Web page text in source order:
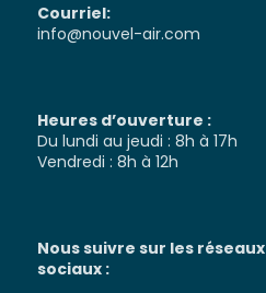
Courriel:
info@nouvel-air.com
Heures d’ouverture :
Du lundi au jeudi : 8h à 17h
Vendredi : 8h à 12h
Nous suivre sur les réseaux
sociaux :